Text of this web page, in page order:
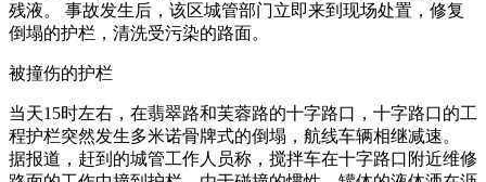
残液。 事故发生后，该区城管部门立即来到现场处置，修复
倒塌的护栏，清洗受污染的路面。
被撞伤的护栏
当天15时左右，在翡翠路和芙蓉路的十字路口，十字路口的工
程护栏突然发生多米诺骨牌式的倒塌，航线车辆相继减速。
据报道，赶到的城管工作人员称，搅拌车在十字路口附近维修